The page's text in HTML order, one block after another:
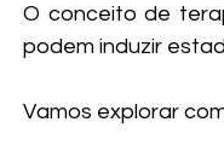
O conceito de
podem induzir
Vamos explorar